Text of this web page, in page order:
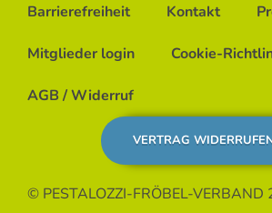
Barrierefreiheit Kontakt
Mitglieder login Cookie-
AGB / Widerruf
VERTRAG
© PESTALOZZI-FRÖBEL-VERBAND